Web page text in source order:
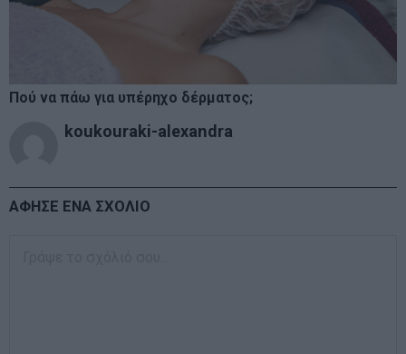
Πού να πάω για υπέρηχο δέρματος;
koukouraki-alexandra
ΑΦΗΣΕ ΕΝΑ ΣΧΟΛΙΟ